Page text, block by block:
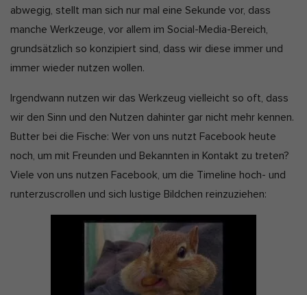
abwegig, stellt man sich nur mal eine Sekunde vor, dass
manche Werkzeuge, vor allem im Social-Media-Bereich,
grundsätzlich so konzipiert sind, dass wir diese immer und
immer wieder nutzen wollen.
Irgendwann nutzen wir das Werkzeug vielleicht so oft, dass
wir den Sinn und den Nutzen dahinter gar nicht mehr kennen.
Butter bei die Fische: Wer von uns nutzt Facebook heute
noch, um mit Freunden und Bekannten in Kontakt zu treten?
Viele von uns nutzen Facebook, um die Timeline hoch- und
runterzuscrollen und sich lustige Bildchen reinzuziehen: